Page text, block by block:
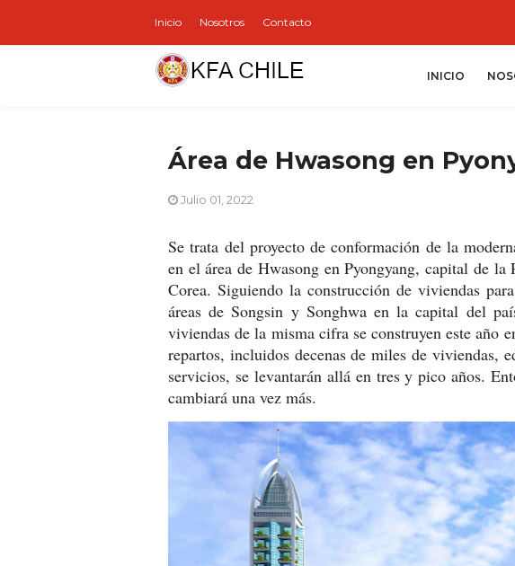
Inicio Nosotros Contacto
INICIO
Área de Hwasong en
Julio 01, 2022
Se trata del proyecto de conformación de la
en el área de Hwasong en Pyongyang, capital de
Corea. Siguiendo la construcción de viviendas
áreas de Songsin y Songhwa en la capital del
viviendas de la misma cifra se construyen este año
repartos, incluidos decenas de miles de viviendas,
servicios, se levantarán allá en tres y pico años.
cambiará una vez más.